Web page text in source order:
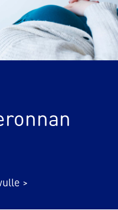
>